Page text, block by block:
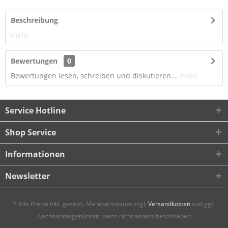
Beschreibung
mehr
Bewertungen
0
Bewertungen lesen, schreiben und diskutieren... mehr
Service Hotline
Shop Service
Informationen
Newsletter
* Alle Preise inkl. gesetzl. Mehrwertsteuer zzgl. Versandkosten und ggf.
Nachnahmegebühren, wenn nicht anders beschrieben